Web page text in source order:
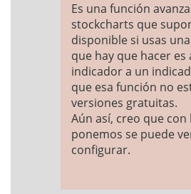
Es una función
stockcharts que
disponible si usas
que hay que hacer es
indicador a un
que esa función no
versiones gratuitas.
Aún así, creo que con
ponemos se puede
configurar.